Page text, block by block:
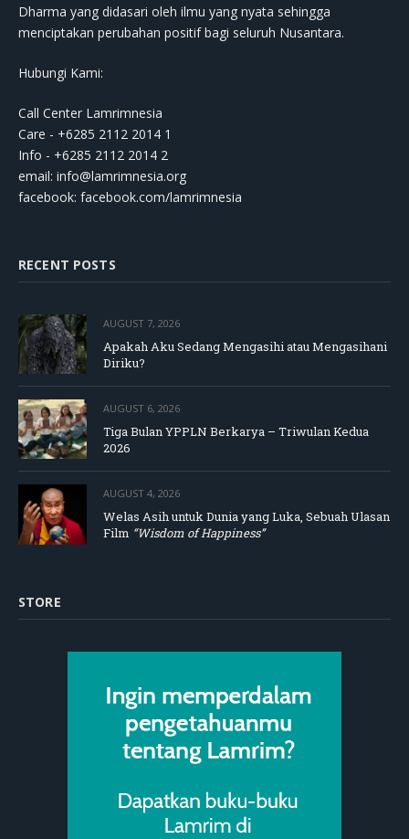
Dharma yang didasari oleh ilmu yang nyata sehingga
menciptakan perubahan positif bagi seluruh Nusantara.
Hubungi Kami:
Call Center Lamrimnesia
Care - +6285 2112 2014 1
Info - +6285 2112 2014 2
email: info@lamrimnesia.org
facebook: facebook.com/lamrimnesia
RECENT POSTS
AUGUST 7, 2026
Apakah Aku Sedang Mengasihi atau Mengasihani
Diriku?
AUGUST 6, 2026
Tiga Bulan YPPLN Berkarya – Triwulan Kedua
2026
AUGUST 4, 2026
Welas Asih untuk Dunia yang Luka, Sebuah Ulasan
Film “Wisdom of Happiness”
STORE